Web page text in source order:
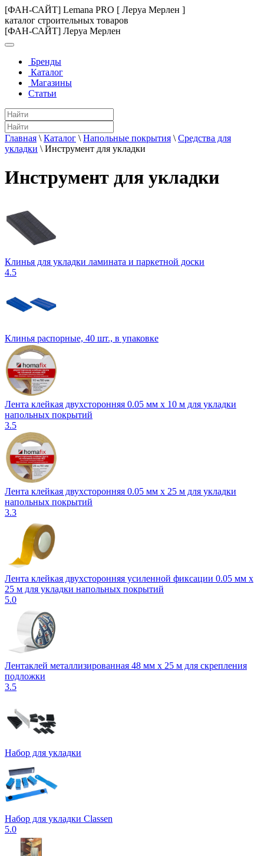
[ФАН-САЙТ] Lemana PRO [ Леруа Мерлен ]
каталог строительных товаров
[ФАН-САЙТ] Леруа Мерлен
Бренды
Каталог
Магазины
Статьи
Главная \ Каталог \ Напольные покрытия \ Средства для
укладки \ Инструмент для укладки
Инструмент для укладки
Клинья для укладки ламината и паркетной доски
4.5
Клинья распорные, 40 шт., в упаковке
Лента клейкая двухсторонняя 0.05 мм х 10 м для укладки
напольных покрытий
3.5
Лента клейкая двухсторонняя 0.05 мм х 25 м для укладки
напольных покрытий
3.3
Лента клейкая двухсторонняя усиленной фиксации 0.05 мм х
25 м для укладки напольных покрытий
5.0
Лентаклей металлизированная 48 мм x 25 м для скрепления
подложки
3.5
Набор для укладки
Набор для укладки Classen
5.0